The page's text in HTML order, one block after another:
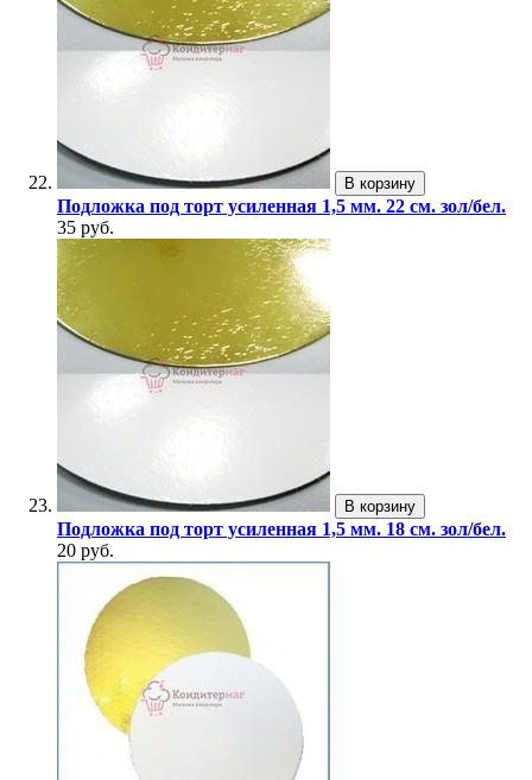
В корзину
Подложка под торт усиленная 1,5 мм. 22 см. зол/бел.
35 руб.
В корзину
Подложка под торт усиленная 1,5 мм. 18 см. зол/бел.
20 руб.